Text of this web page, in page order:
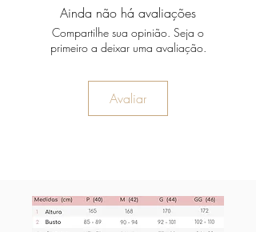
Ainda não há avaliações
Compartilhe sua opinião. Seja o
primeiro a deixar uma avaliação.
Avaliar